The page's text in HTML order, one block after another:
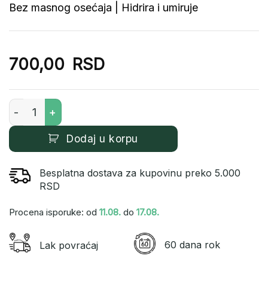
Bez masnog osećaja | Hidrira i umiruje
700,00 RSD
Dvofazni sistem za skidanje šminke – PROVITAMINE
Dodaj u korpu
Besplatna dostava za kupovinu preko 5.000
RSD
Procena isporuke: od 11.08. do 17.08.
Lak povraćaj 60 dana rok